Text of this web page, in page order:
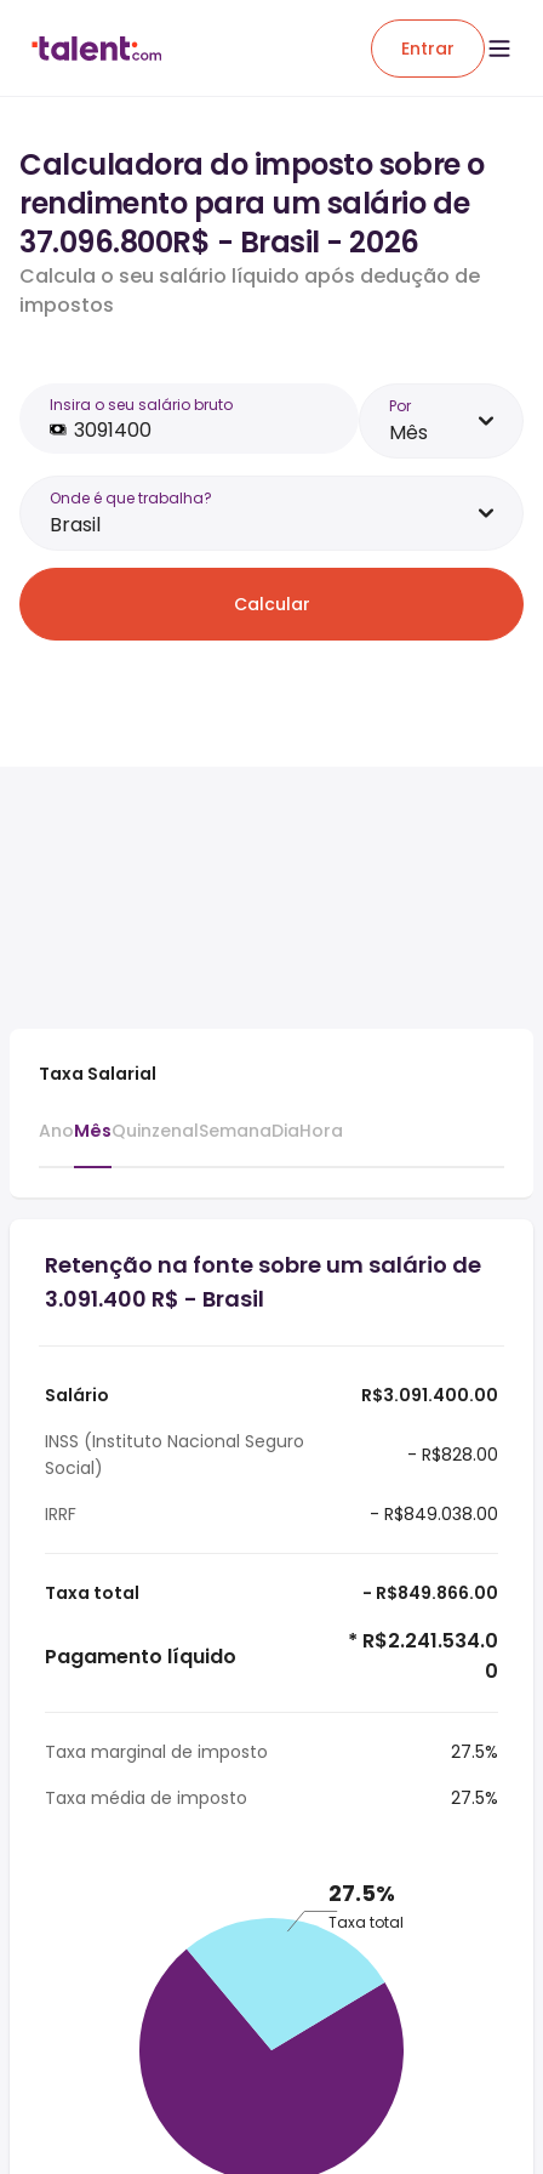
Entrar
Calculadora do imposto sobre o
rendimento para um salário de
37.096.800R$ - Brasil - 2026
Calcula o seu salário líquido após dedução de
impostos
Insira o seu salário bruto Por
Mês
Onde é que trabalha?
Brasil
Calcular
Taxa Salarial
AnoMêsQuinzenalSemanaDiaHora
Retenção na fonte sobre um salário de
3.091.400 R$ - Brasil
Salário
R$3.091.400.00
INSS (Instituto Nacional Seguro
Social)
- R$828.00
IRRF - R$849.038.00
Taxa total - R$849.866.00
Pagamento líquido
* R$2.241.534.0
0
Taxa marginal de imposto
27.5%
Taxa média de imposto
27.5%
27.5%
Taxa total